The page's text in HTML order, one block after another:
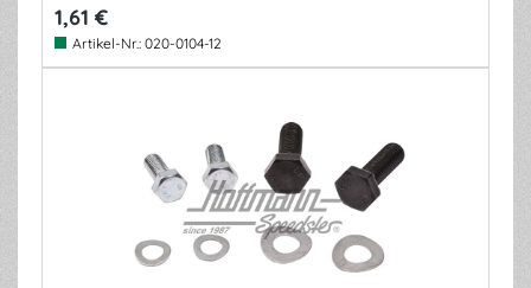
1,61 €
Artikel-Nr.: 020-0104-12